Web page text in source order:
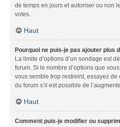
de temps en jours et autoriser ou non
votes.
Haut
Pourquoi ne puis-je pas ajouter plus
La limite d’options d’un sondage est
forum. Si le nombre d’options que
vous semble trop restreint, essayez
du forum s’il est possible de
Haut
Comment puis-je modifier ou